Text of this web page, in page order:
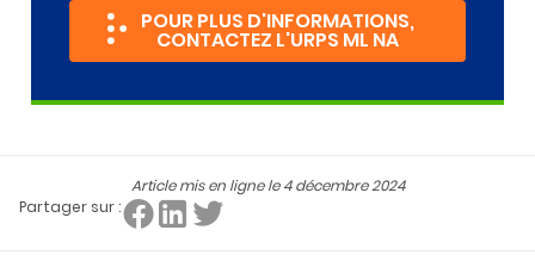
POUR PLUS D'INFORMATIONS,
CONTACTEZ L'URPS ML NA
Article mis en ligne le 4 décembre 2024
Partager sur :